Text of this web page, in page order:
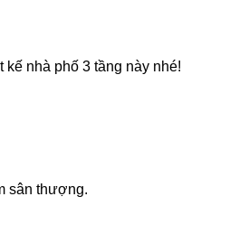
nhà phố 3 tầng này nhé!
sân thượng.